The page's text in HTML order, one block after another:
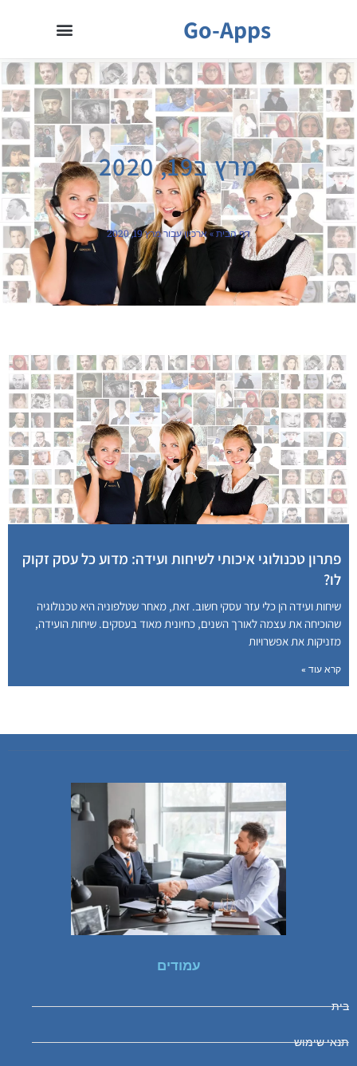
Go-Apps
מרץ ב19, 2020
דף הבית »ארכיון עבור מרץ 19, 2020
פתרון טכנולוגי איכותי לשיחות ועידה: מדוע כל עסק זקוק
לו?
שיחות ועידה הן כלי עזר עסקי חשוב. זאת, מאחר שטלפוניה היא טכנולוגיה
שהוכיחה את עצמה לאורך השנים, כחיונית מאוד בעסקים. שיחות הועידה,
מזניקות את אפשרויות
קרא עוד »
עמודים
בית
תנאי שימוש